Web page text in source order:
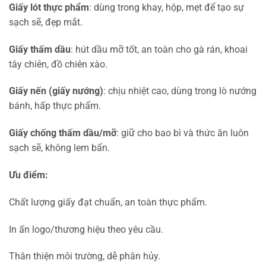
Giấy lót thực phẩm: dùng trong khay, hộp, mẹt để tạo sự
sạch sẽ, đẹp mắt.
Giấy thấm dầu: hút dầu mỡ tốt, an toàn cho gà rán, khoai
tây chiên, đồ chiên xào.
Giấy nến (giấy nướng): chịu nhiệt cao, dùng trong lò nướng
bánh, hấp thực phẩm.
Giấy chống thấm dầu/mỡ: giữ cho bao bì và thức ăn luôn
sạch sẽ, không lem bẩn.
Ưu điểm:
Chất lượng giấy đạt chuẩn, an toàn thực phẩm.
In ấn logo/thương hiệu theo yêu cầu.
Thân thiện môi trường, dễ phân hủy.